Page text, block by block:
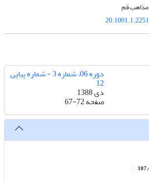
مذاهب قم
دوره 06، شماره 3 - شماره پیاپی
12
دی 1388
صفحه67-72